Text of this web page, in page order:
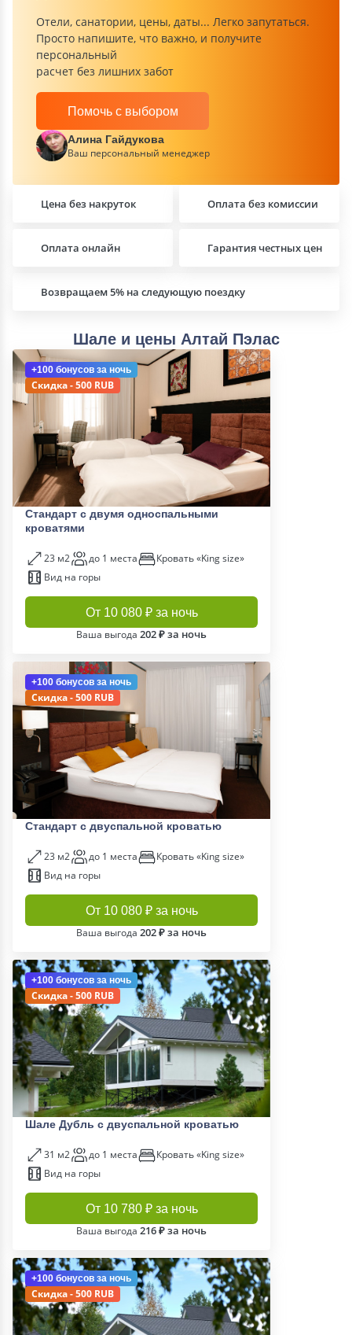
Отели, санатории, цены, даты... Легко запутаться.
Просто напишите, что важно, и получите
персональный
расчет без лишних забот
Помочь с выбором
Алина Гайдукова
Ваш персональный менеджер
Цена без накруток Оплата без комиссии
Возвращаем 5% на следующую поездку
Оплата онлайн Гарантия честных цен
Шале и цены Алтай Пэлас
+100 бонусов за ночь
Скидка - 500 RUB
Стандарт с двумя односпальными
кроватями
23 м2 до 1 места
Кровать «King size»
Вид на горы
От 10 080 ₽ за ночь
Ваша выгода 202 ₽ за ночь
+100 бонусов за ночь
Скидка - 500 RUB
Стандарт с двуспальной кроватью
23 м2 до 1 места
Кровать «King size»
Вид на горы
От 10 080 ₽ за ночь
Ваша выгода 202 ₽ за ночь
+100 бонусов за ночь
Скидка - 500 RUB
Шале Дубль с двуспальной кроватью
31 м2 до 1 места
Кровать «King size»
Вид на горы
От 10 780 ₽ за ночь
Ваша выгода 216 ₽ за ночь
+100 бонусов за ночь
Скидка - 500 RUB